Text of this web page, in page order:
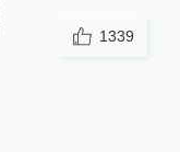
1339